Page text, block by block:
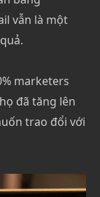
vẫn là một
marketers
đã tăng lên
trao đổi với